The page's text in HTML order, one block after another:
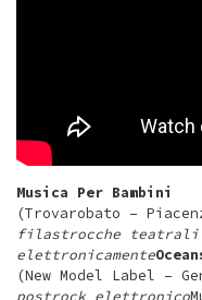
Musica Per Bambini
(Trovarobato –
filastrocche teatrali
elettronicamente
(New Model Label –